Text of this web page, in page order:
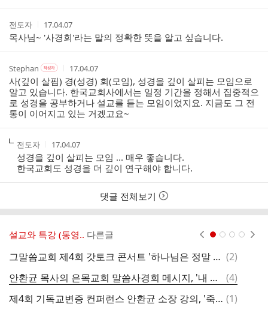
작
성
자
전도자
작
성
시
간
17.04.07
목사님~ '사경회'라는 말의 정확한 뜻을 알고 싶습니다.
작
성
자
Stephan 작
성
자
본
인
여
부
작
성
자
작
성
시
간
17.04.07
사(깊이 살핌) 경(성경) 회(모임), 성경을 깊이 살피는 모임으로
알고 있습니다. 한국교회사에서는 일정 기간을 정해서 집중적으
로 성경을 공부하거나 설교를 듣는 모임이었지요. 지금도 그 전
통이 이어지고 있는 거겠고요~
작
성
자
전도자
작
성
시
간
17.04.07
성경을 깊이 살피는 모임 ... 매우 좋습니다.
한국교회도 성경을 더 깊이 연구해야 합니다.
댓글 전체보기
설교와 특강 (동영.. 다른글
그말씀교회 제4회 갓토크 콘서트 '하나님은 정말 어디 계시는가?' 테마 영상과 메시지, 질의응답 동영상 댓
(2)
안환균 목사의 은목교회 말씀사경회 메시지, '내 신앙은 왜 미지근한가?'
댓
글
(4)
제4회 기독교변증 컨퍼런스 안환균 소장 강의, '죽은 후 천국과 지옥이 있는지 어떻게 아나?' 댓
(1)